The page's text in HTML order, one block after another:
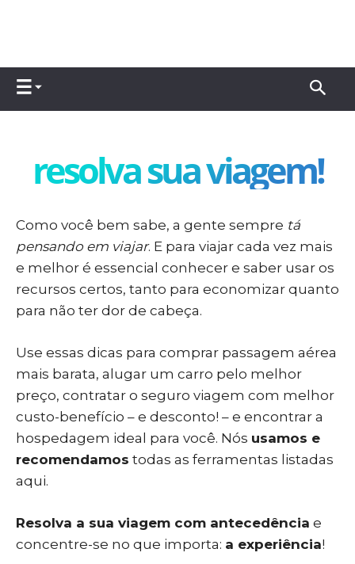
resolva sua viagem!
Como você bem sabe, a gente sempre tá
pensando em viajar. E para viajar cada vez mais
e melhor é essencial conhecer e saber usar os
recursos certos, tanto para economizar quanto
para não ter dor de cabeça.
Use essas dicas para comprar passagem aérea
mais barata, alugar um carro pelo melhor
preço, contratar o seguro viagem com melhor
custo-benefício – e desconto! – e encontrar a
hospedagem ideal para você. Nós usamos e
recomendamos todas as ferramentas listadas
aqui.
Resolva a sua viagem com antecedência e
concentre-se no que importa: a experiência!